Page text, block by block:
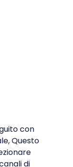
con
Questo
di